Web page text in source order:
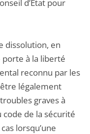
d’État pour
dissolution, en
porte à la liberté
reconnu par les
légalement
graves à
code de la sécurité
lorsqu’une